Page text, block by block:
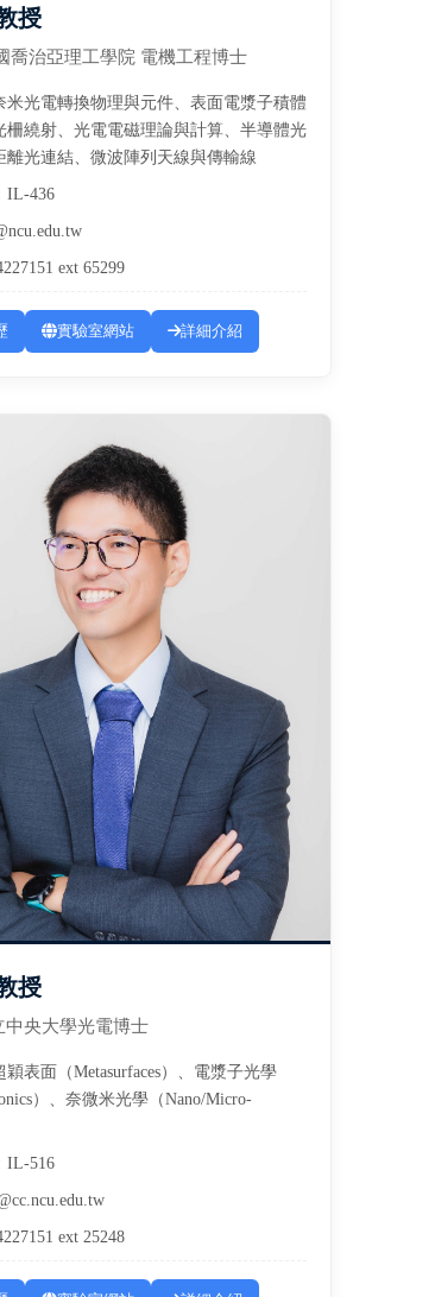
授
喬治亞理工學院 電機工程博士
米光電轉換物理與元件、表面電漿子積體
柵繞射、光電電磁理論與計算、半導體光
離光連結、微波陣列天線與傳輸線
IL-436
ext 65299
實驗室網站 詳細介紹
授
中央大學光電博士
穎表面（Metasurfaces）、電漿子光學
）、奈微米光學（Nano/Micro-
IL-516
ext 25248